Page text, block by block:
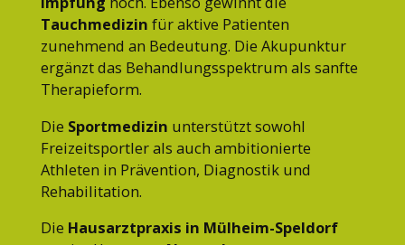
Tauchmedizin für aktive Patienten
zunehmend an Bedeutung. Die Akupunktur
ergänzt das Behandlungsspektrum als sanfte
Therapieform.
Die Sportmedizin unterstützt sowohl
Freizeitsportler als auch ambitionierte
Athleten in Prävention, Diagnostik und
Rehabilitation.
Die Hausarztpraxis in Mülheim-Speldorf